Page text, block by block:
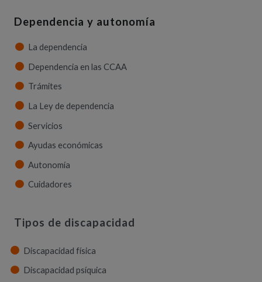
Dependencia y autonomía
La dependencia
Dependencia en las CCAA
Trámites
La Ley de dependencia
Servicios
Ayudas económicas
Autonomía
Cuidadores
Tipos de discapacidad
Discapacidad física
Discapacidad psíquica